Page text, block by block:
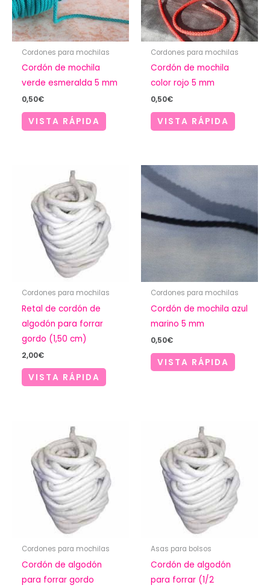
Cordones para mochilas
Cordón de mochila
verde esmeralda 5 mm
0,50€
VISTA RÁPIDA
Cordones para mochilas
Cordón de mochila
color rojo 5 mm
0,50€
VISTA RÁPIDA
Cordones para mochilas
Retal de cordón de
algodón para forrar
gordo (1,50 cm)
2,00€
VISTA RÁPIDA
Cordones para mochilas
Cordón de mochila azul
marino 5 mm
0,50€
VISTA RÁPIDA
Cordones para mochilas
Cordón de algodón
para forrar gordo
Asas para bolsos
Cordón de algodón
para forrar (1/2